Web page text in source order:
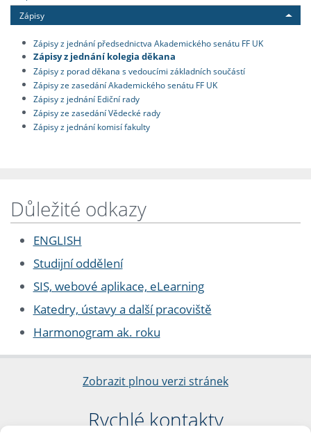
Zápisy
Zápisy z jednání předsednictva Akademického senátu FF UK
Zápisy z jednání kolegia děkana
Zápisy z porad děkana s vedoucími základních součástí
Zápisy ze zasedání Akademického senátu FF UK
Zápisy z jednání Ediční rady
Zápisy ze zasedání Vědecké rady
Zápisy z jednání komisí fakulty
Důležité odkazy
ENGLISH
Studijní oddělení
SIS, webové aplikace, eLearning
Katedry, ústavy a další pracoviště
Harmonogram ak. roku
Zobrazit plnou verzi stránek
Rychlé kontakty